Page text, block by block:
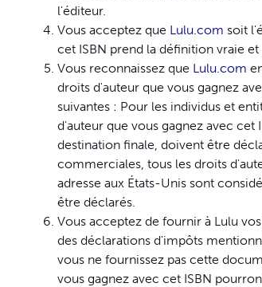
l'éditeur.
Vous acceptez que Lulu.com soit
cet ISBN prend la définition vraie
Vous reconnaissez que Lulu.com
droits d'auteur que vous gagnez
suivantes : Pour les individus et
d'auteur que vous gagnez avec cet
destination finale, doivent être
commerciales, tous les droits
adresse aux États-Unis sont
être déclarés.
Vous acceptez de fournir à Lulu
des déclarations d'impôts
vous ne fournissez pas cette
vous gagnez avec cet ISBN